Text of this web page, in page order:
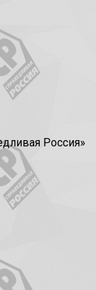
Россия»